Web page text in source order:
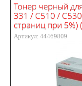
Тонер черный
331 / C510 /
страниц при 5%)
Артикул: 44469809